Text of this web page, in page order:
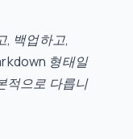
, 백업하고,
형태일
적으로 다릅니